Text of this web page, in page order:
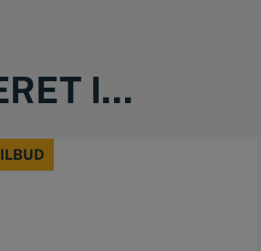
I...